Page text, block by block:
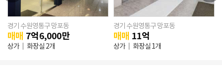
경기 수원영통구 망포동
매매 7억6,000만
상가 화장실 2개
경기 수원영통구 망포동
매매 11억
상가 화장실 1개